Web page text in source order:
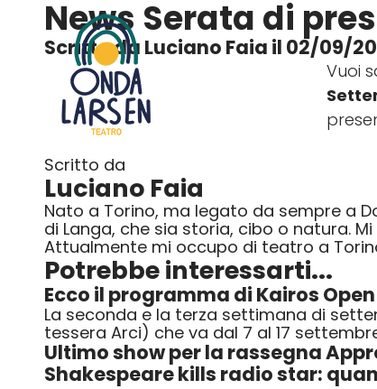
News Serata di
Scritto da Luciano Faia il 02/09/
Vuoi
Scritto da
Luciano Faia
Nato a Torino, ma legato da sempre a
di Langa, che sia storia, cibo o natura.
Attualmente mi occupo di teatro a
Potrebbe interessarti...
Ecco il programma di Kairos
La seconda e la terza settimana di
tessera Arci) che va dal 7 al 17
Ultimo show per la rassegna
Shakespeare kills radio star: